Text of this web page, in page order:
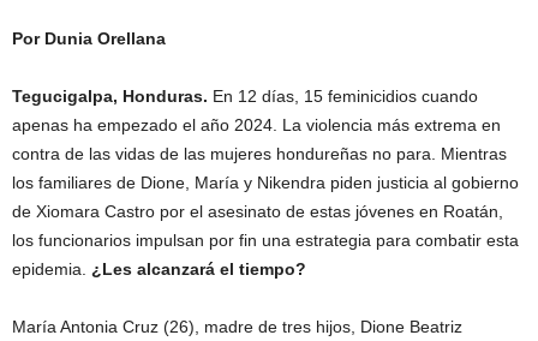
Por Dunia Orellana
Tegucigalpa, Honduras. En 12 días, 15 feminicidios cuando
apenas ha empezado el año 2024. La violencia más extrema en
contra de las vidas de las mujeres hondureñas no para. Mientras
los familiares de Dione, María y Nikendra piden justicia al gobierno
de Xiomara Castro por el asesinato de estas jóvenes en Roatán,
los funcionarios impulsan por fin una estrategia para combatir esta
epidemia. ¿Les alcanzará el tiempo?
María Antonia Cruz (26), madre de tres hijos, Dione Beatriz